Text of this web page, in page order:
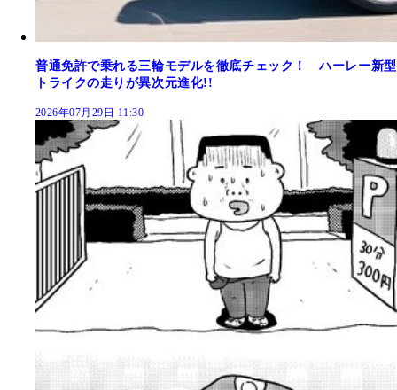
普通免許で乗れる三輪モデルを徹底チェック！ ハーレー新型
トライクの走りが異次元進化!!
2026年07月29日 11:30